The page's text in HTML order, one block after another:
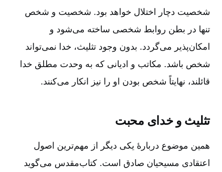
شخصیت دچار اختلال خواهد بود. شخصیت و شخص
تنها در بطن روابط شخصی ساخته می‌شود و
امکان‌پذیر می‌گردد. بدون وجود تثلیث، خدا نمی‌تواند
شخص باشد. مکاتب و ادیانی که به وحدت مطلق خدا
قائلند، نهایتاً شخص بودن او را نیز انکار می‌کنند.
تثلیث و خدای محبت
همین موضوع دربارۀ یکی دیگر از مهم‌ترین اصول
اعتقادی مسیحیان صادق است. کتاب‌مقدس می‌گوید